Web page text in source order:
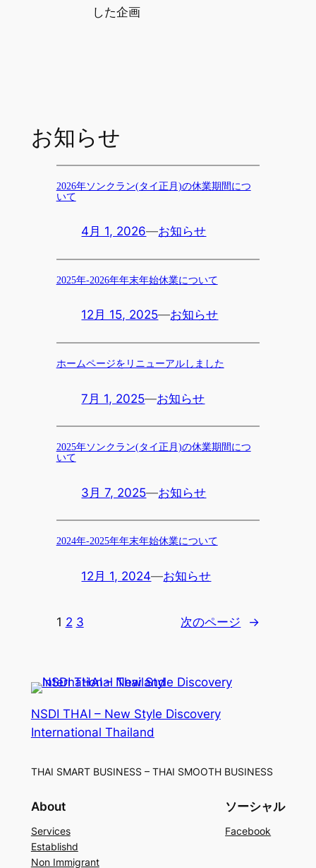
した企画
お知らせ
2026年ソンクラン(タイ正月)の休業期間につ
いて
4月 1, 2026—お知らせ
2025年-2026年年末年始休業について
12月 15, 2025—お知らせ
ホームページをリニューアルしました
7月 1, 2025—お知らせ
2025年ソンクラン(タイ正月)の休業期間につ
いて
3月 7, 2025—お知らせ
2024年-2025年年末年始休業について
12月 1, 2024—お知らせ
1 2 3 次のページ →
NSDI THAI – New Style Discovery
International Thailand
THAI SMART BUSINESS – THAI SMOOTH BUSINESS
About
Services
Establishd
Non Immigrant
ソーシャル
Facebook